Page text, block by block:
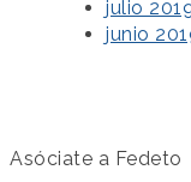
julio
junio
Asóciate a Fedeto